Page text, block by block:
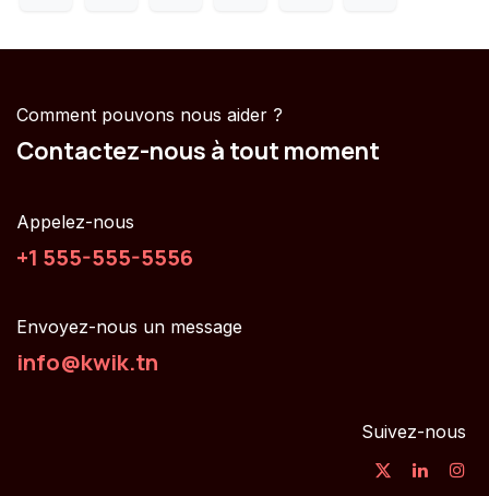
Comment pouvons nous aider ?
Contactez-nous à tout moment
Appelez-nous
+1 555-555-5556
Envoyez-nous un message
info@kwik.tn
Suivez-nous